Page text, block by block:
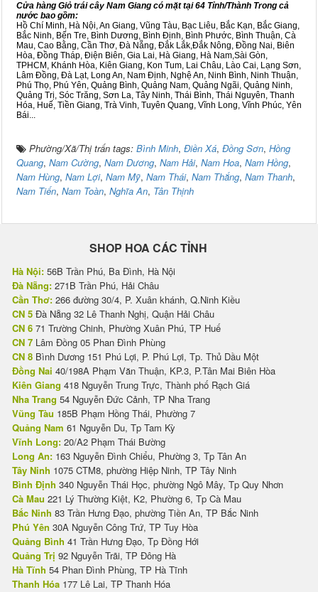
Cửa hàng Giỏ trái cây Nam Giang có mặt tại 64 Tỉnh/Thành Trong cả
nước bao gồm:
Hồ Chí Minh, Hà Nội, An Giang, Vũng Tàu, Bạc Liêu, Bắc Kạn, Bắc Giang,
Bắc Ninh, Bến Tre, Bình Dương, Bình Định, Bình Phước, Bình Thuận, Cà
Mau, Cao Bằng, Cần Thơ, Đà Nẵng, Đắk Lắk,Đắk Nông, Đồng Nai, Biên
Hòa, Đồng Tháp, Điện Biên, Gia Lai, Hà Giang, Hà Nam,Sài Gòn,
TPHCM, Khánh Hòa, Kiên Giang, Kon Tum, Lai Châu, Lào Cai, Lạng Sơn,
Lâm Đồng, Đà Lạt, Long An, Nam Định, Nghệ An, Ninh Bình, Ninh Thuận,
Phú Thọ, Phú Yên, Quảng Bình, Quảng Nam, Quảng Ngãi, Quảng Ninh,
Quảng Trị, Sóc Trăng, Sơn La, Tây Ninh, Thái Bình, Thái Nguyên, Thanh
Hóa, Huế, Tiền Giang, Trà Vinh, Tuyên Quang, Vĩnh Long, Vĩnh Phúc, Yên
Bái...
Phường/Xã/Thị trấn tags: Bình Minh, Điền Xá, Đồng Sơn, Hồng
Quang, Nam Cường, Nam Dương, Nam Hải, Nam Hoa, Nam Hồng,
Nam Hùng, Nam Lợi, Nam Mỹ, Nam Thái, Nam Thắng, Nam Thanh,
Nam Tiến, Nam Toàn, Nghĩa An, Tân Thịnh
SHOP HOA CÁC TỈNH
Hà Nội: 56B Trần Phú, Ba Đình, Hà Nội
Đà Nẵng: 271B Trần Phú, Hải Châu
Cần Thơ: 266 đường 30/4, P. Xuân khánh, Q.Ninh Kiều
CN 5 Đà Nẵng 32 Lê Thanh Nghị, Quận Hải Châu
CN 6 71 Trường Chinh, Phường Xuân Phú, TP Huế
CN 7 Lâm Đồng 05 Phan Đình Phùng
CN 8 Bình Dương 151 Phú Lợi, P. Phú Lợi, Tp. Thủ Dầu Một
Đồng Nai 40/198A Phạm Văn Thuận, KP.3, P.Tân Mai Biên Hòa
Kiên Giang 418 Nguyễn Trung Trực, Thành phố Rạch Giá
Nha Trang 54 Nguyễn Đức Cảnh, TP Nha Trang
Vũng Tàu 185B Phạm Hồng Thái, Phường 7
Quảng Nam 61 Nguyễn Du, Tp Tam Kỳ
Vĩnh Long: 20/A2 Phạm Thái Bường
Long An: 163 Nguyễn Đình Chiểu, Phường 3, Tp Tân An
Tây Ninh 1075 CTM8, phường Hiệp Ninh, TP Tây Ninh
Bình Định 340 Nguyễn Thái Học, phường Ngô Mây, Tp Quy Nhơn
Cà Mau 221 Lý Thường Kiệt, K2, Phường 6, Tp Cà Mau
Bắc Ninh 83 Trần Hưng Đạo, phường Tiền An, TP Bắc Ninh
Phú Yên 30A Nguyễn Công Trứ, TP Tuy Hòa
Quảng Bình 41 Trần Hưng Đạo, Tp Đồng Hới
Quảng Trị 92 Nguyễn Trãi, TP Đông Hà
Hà Tĩnh 54 Phan Đình Phùng, TP Hà Tĩnh
Thanh Hóa 177 Lê Lai, TP Thanh Hóa